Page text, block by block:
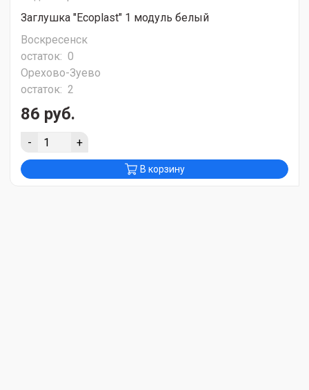
Заглушка "Ecoplast" 1 модуль белый
Воскресенск
остаток: 0
Орехово-Зуево
остаток: 2
86 руб.
- +
В корзину